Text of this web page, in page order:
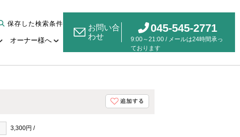
保存した検索条件
オーナー様へ
お問い合
わせ
045-545-2771
9:00～21:00 / メールは24時間承っ
ております
3,300円 /